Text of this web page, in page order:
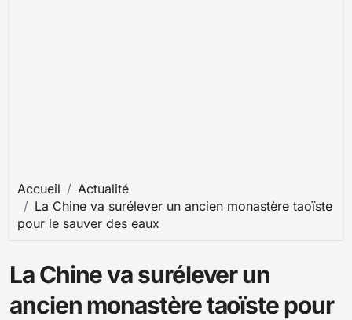
Accueil
Actualité
La Chine va surélever un ancien monastère taoïste
pour le sauver des eaux
La Chine va surélever un
ancien monastère taoïste pour